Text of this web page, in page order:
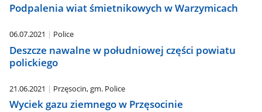
Podpalenia wiat śmietnikowych w Warzymicach
06.07.2021 Police
Deszcze nawalne w południowej części powiatu
polickiego
21.06.2021 Przęsocin, gm. Police
Wyciek gazu ziemnego w Przęsocinie